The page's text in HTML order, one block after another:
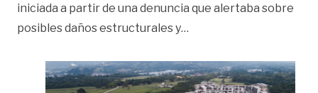
iniciada a partir de una denuncia que alertaba sobre
posibles daños estructurales y…